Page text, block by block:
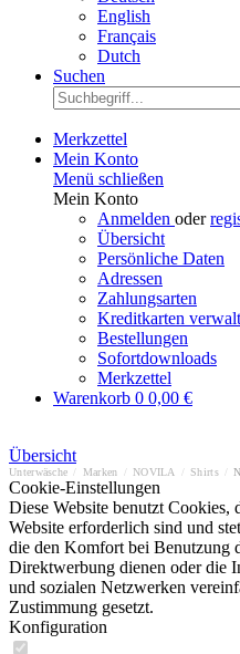
English
Français
Dutch
Suchen
Merkzettel
Mein Konto
Menü schließen
Mein Konto
Anmelden oder
Übersicht
Persönliche Daten
Adressen
Zahlungsarten
Kreditkarten
Bestellungen
Sofortdownloads
Merkzettel
Warenkorb 0 0,00 €
Übersicht
Unterwäsche Marken NOVILA Shirts
Cookie-Einstellungen
Diese Website benutzt Cookies,
Website erforderlich sind und
die den Komfort bei Benutzung
Direktwerbung dienen oder die
und sozialen Netzwerken
Zustimmung gesetzt.
Konfiguration